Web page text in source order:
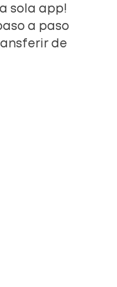
sola app!
a paso
de